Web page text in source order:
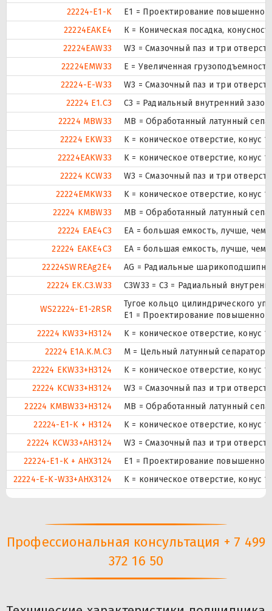
22224-E1-K
E1 = Проектирование повышенной
22224EAKE4
К = Коническая посадка,
22224EAW33
W3 = Смазочный паз и три
22224EMW33
E = Увеличенная
22224-E-W33
W3 = Смазочный паз и три
22224 E1.C3
C3 = Радиальный внутренний
22224 MBW33
MB = Обработанный латунный
22224 EKW33
K = коническое отверстие, конус
22224EAKW33
K = коническое отверстие, конус
22224 KCW33
W3 = Смазочный паз и три
22224EMKW33
K = коническое отверстие, конус
22224 KMBW33
MB = Обработанный латунный
22224 EAE4C3
EA = большая емкость, лучше,
22224 EAKE4C3
EA = большая емкость, лучше, чем
22224SWREAg2E4
AG = Радиальные
22224 EK.C3.W33
C3W33 = C3 = Радиальный
WS22224-E1-2RSR
Тугое кольцо цилиндрического
E1 = Проектирование повышенной
22224 KW33+H3124
K = коническое отверстие, конус
22224 E1A.K.M.C3
M = Цельный латунный
22224 EKW33+H3124
K = коническое отверстие, конус
22224 KCW33+H3124
W3 = Смазочный паз и три
22224 KMBW33+H3124
MB = Обработанный латунный
22224-E1-K + H3124
K = коническое отверстие, конус
22224 KCW33+AH3124
W3 = Смазочный паз и три
22224-E1-K + AHX3124
E1 = Проектирование повышенной
22224-E-K-W33+AHX3124
K = коническое отверстие, конус
Профессиональная консультация + 7 499
372 16 50